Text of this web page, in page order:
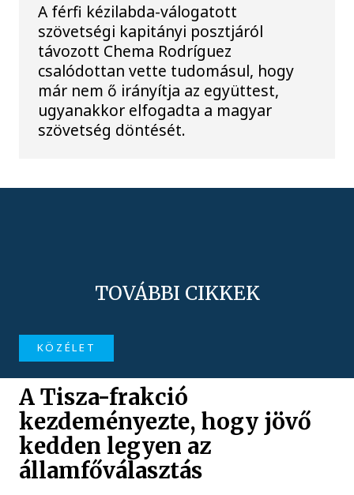
A férfi kézilabda-válogatott
szövetségi kapitányi posztjáról
távozott Chema Rodríguez
csalódottan vette tudomásul, hogy
már nem ő irányítja az együttest,
ugyanakkor elfogadta a magyar
szövetség döntését.
TOVÁBBI CIKKEK
KÖZÉLET
A Tisza-frakció
kezdeményezte, hogy jövő
kedden legyen az
államfőválasztás